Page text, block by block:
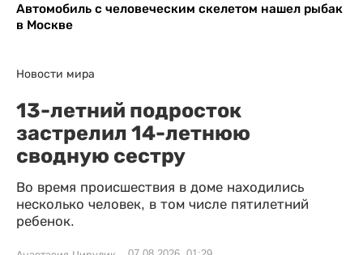
Автомобиль с человеческим скелетом нашел рыбак
в Москве
Новости мира
13-летний подросток
застрелил 14-летнюю
сводную сестру
Во время происшествия в доме находились
несколько человек, в том числе пятилетний
ребенок.